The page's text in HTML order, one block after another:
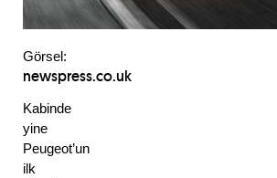
newspress.co.uk
Kabinde
yine
Peugeot’un
ilk